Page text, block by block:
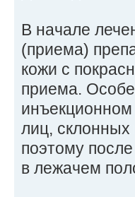
В начале
(приема)
кожи с
приема.
лиц, склонных
поэтому
в лежачем